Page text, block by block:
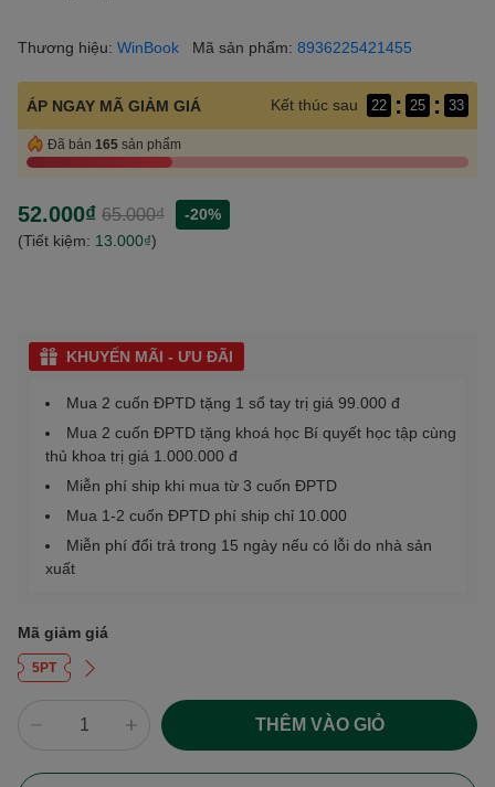
Thương hiệu: WinBook Mã sản phẩm: 8936225421455
ÁP NGAY MÃ GIẢM GIÁ Kết thúc sau 22 : 25 : 32
Đã bán 165 sản phẩm
52.000₫ 65.000₫
-20%
(Tiết kiệm: 13.000₫)
KHUYẾN MÃI - ƯU ĐÃI
Mua 2 cuốn ĐPTD tặng 1 sổ tay trị giá 99.000 đ
Mua 2 cuốn ĐPTD tặng khoá học Bí quyết học tập cùng
thủ khoa trị giá 1.000.000 đ
Miễn phí ship khi mua từ 3 cuốn ĐPTD
Mua 1-2 cuốn ĐPTD phí ship chỉ 10.000
Miễn phí đổi trả trong 15 ngày nếu có lỗi do nhà sản
xuất
Mã giảm giá
5PT
THÊM VÀO GIỎ